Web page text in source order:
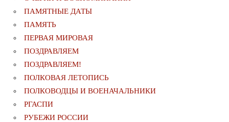
ПАМЯТНЫЕ ДАТЫ
ПАМЯТЬ
ПЕРВАЯ МИРОВАЯ
ПОЗДРАВЛЯЕМ
ПОЗДРАВЛЯЕМ!
ПОЛКОВАЯ ЛЕТОПИСЬ
ПОЛКОВОДЦЫ И ВОЕНАЧАЛЬНИКИ
РГАСПИ
РУБЕЖИ РОССИИ